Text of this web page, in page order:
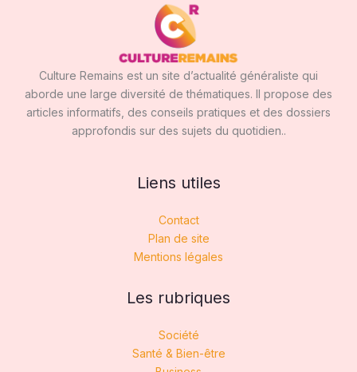
Culture Remains est un site d’actualité généraliste qui
aborde une large diversité de thématiques. Il propose des
articles informatifs, des conseils pratiques et des dossiers
approfondis sur des sujets du quotidien..
Liens utiles
Contact
Plan de site
Mentions légales
Les rubriques
Société
Santé & Bien-être